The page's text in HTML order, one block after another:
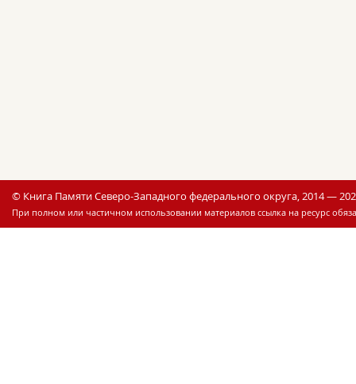
© Книга Памяти Северо-Западного федерального округа, 2014 —
При полном или частичном использовании материалов ссылка на ресурс